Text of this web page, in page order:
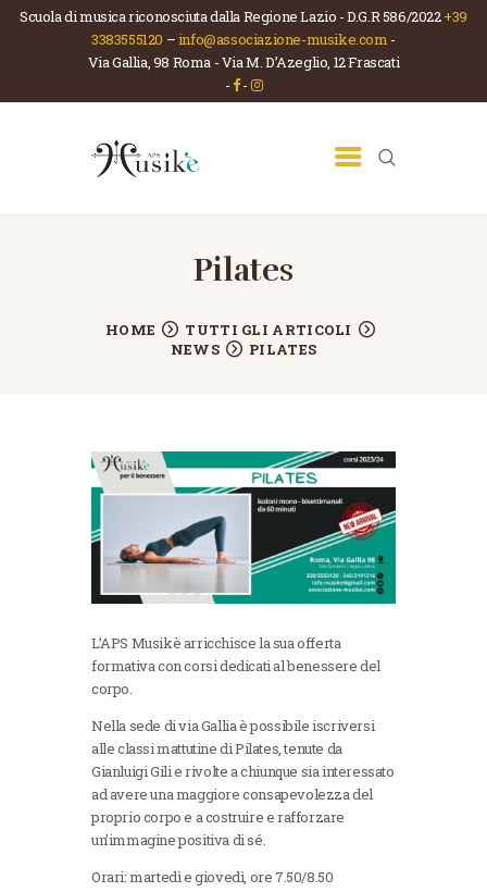
Scuola di musica riconosciuta dalla Regione Lazio - D.G.R 586/2022+39
3383555120 –info@associazione-musike.com -
Via Gallia, 98 Roma - Via M. D’Azeglio, 12 Frascati
- -
Pilates
HOME
TUTTI GLI ARTICOLI
NEWS
PILATES
ASSOCIAZIONE MUSIKÈ
Scuola di musica e teatro
HOME
CHI SIAMO
CONTATTI
L’APS Musikè arricchisce la sua offerta
formativa con corsi dedicati al benessere del
corpo.
Nella sede di via Gallia è possibile iscriversi
alle classi mattutine di Pilates, tenute da
Gianluigi Gili e rivolte a chiunque sia interessato
ad avere una maggiore consapevolezza del
proprio corpo e a costruire e rafforzare
un’immagine positiva di sé.
Orari: martedì e giovedì, ore 7.50/8.50